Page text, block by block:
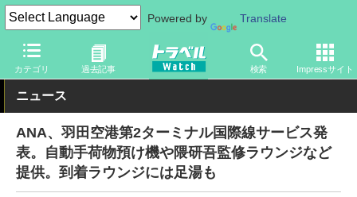
Powered by Translate
カテゴリ 過去記事 検索 Impressサイト
トラベル Watch 企業・政府・官庁 国内エアライン ANA
ニュース
ANA、羽田空港第2ターミナル国際線サービス発
表。自動手荷物預け機や隈研吾監修ラウンジなど
提供。到着ラウンジには足湯も